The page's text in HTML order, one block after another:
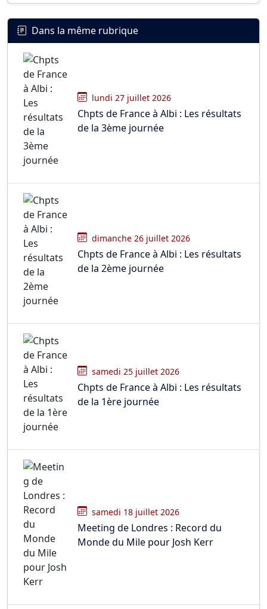
Dans la même rubrique
lundi 27 juillet 2026
Chpts de France à Albi : Les résultats
de la 3ème journée
dimanche 26 juillet 2026
Chpts de France à Albi : Les résultats
de la 2ème journée
samedi 25 juillet 2026
Chpts de France à Albi : Les résultats
de la 1ère journée
samedi 18 juillet 2026
Meeting de Londres : Record du
Monde du Mile pour Josh Kerr